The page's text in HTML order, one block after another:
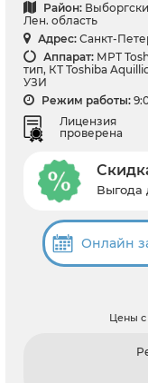
Район:
Лен. область
Адрес: Санкт-
Аппарат: МРТ
тип, КТ Toshiba
УЗИ
Режим работы:
Лицензия
проверена
Выгода
Онлайн
Цены с